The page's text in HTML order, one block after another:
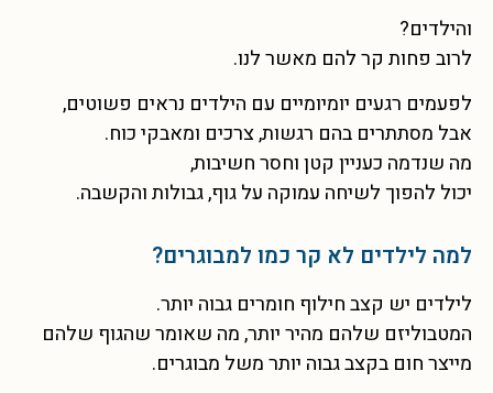
והילדים?
לרוב פחות קר להם מאשר לנו.
לפעמים רגעים יומיומיים עם הילדים נראים פשוטים,
אבל מסתתרים בהם רגשות, צרכים ומאבקי כוח.
מה שנדמה כעניין קטן וחסר חשיבות,
יכול להפוך לשיחה עמוקה על גוף, גבולות והקשבה.
למה לילדים לא קר כמו למבוגרים?
לילדים יש קצב חילוף חומרים גבוה יותר.
המטבוליזם שלהם מהיר יותר, מה שאומר שהגוף שלהם
מייצר חום בקצב גבוה יותר משל מבוגרים.